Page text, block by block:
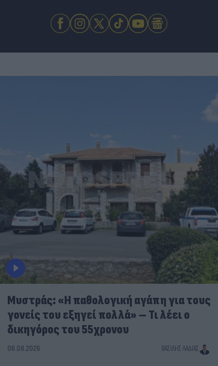
Μυστράς: «Η παθολογική αγάπη για τους
γονείς του εξηγεί πολλά» – Τι λέει ο
δικηγόρος του 55χρονου
06.08.2026 ΒΑΣΊΛΗΣ ΛΑΔΙΆΣ